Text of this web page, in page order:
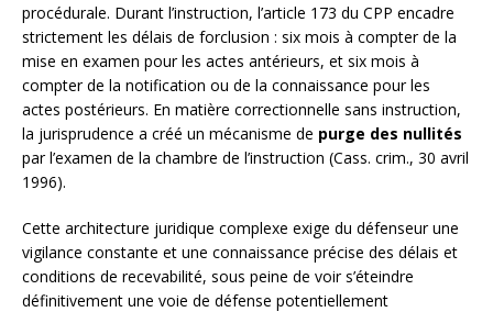
procédurale. Durant l’instruction, l’article 173 du CPP encadre
strictement les délais de forclusion : six mois à compter de la
mise en examen pour les actes antérieurs, et six mois à
compter de la notification ou de la connaissance pour les
actes postérieurs. En matière correctionnelle sans instruction,
la jurisprudence a créé un mécanisme de purge des nullités
par l’examen de la chambre de l’instruction (Cass. crim., 30 avril
1996).
Cette architecture juridique complexe exige du défenseur une
vigilance constante et une connaissance précise des délais et
conditions de recevabilité, sous peine de voir s’éteindre
définitivement une voie de défense potentiellement